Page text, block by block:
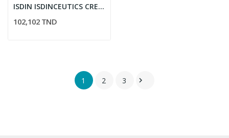
ISDIN ISDINCEUTICS CREME HYDRATANTE A BASE...
102,102 TND
1 2 3 